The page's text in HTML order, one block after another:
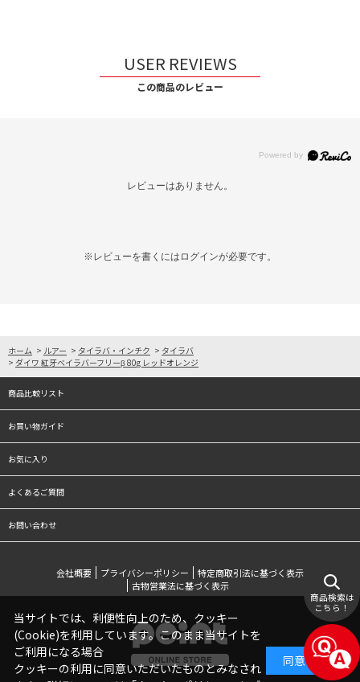
USER REVIEWS
この商品のレビュー
レビューはありません。
※レビューを書くには ログインが必要です。
ホーム > ルアー > タイラバ・インチク > タイラバ
> ダイワ 紅牙ベイラバーフリーβ 80g レッドオレンジ
商品比較リスト
お買い物ガイド
お気に入り
よくあるご質問
お問い合わせ
会社概要 プライバシーポリシー
特定商取引法に基づく表示
古物営業法に基づく表示
商品検索は
こちら！
当サイトでは、利便性向上のため、クッキー
(Cookie)を利用しています。このまま当サイトを
ご利用になる場合
クッキーの利用に同意いただいたものとみなされ
同意する